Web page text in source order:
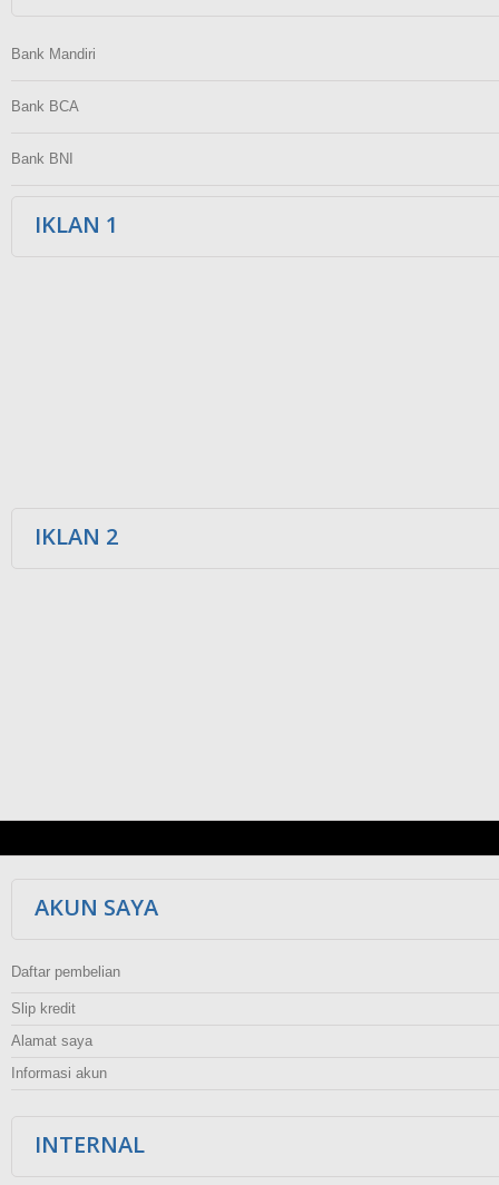
Bank Mandiri
Bank BCA
Bank BNI
IKLAN 1
IKLAN 2
AKUN SAYA
Daftar pembelian
Slip kredit
Alamat saya
Informasi akun
INTERNAL